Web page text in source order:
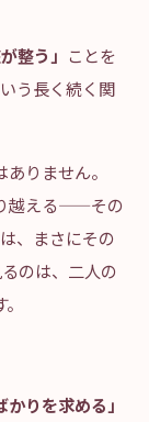
整う」 ことを
う長く続く関
りません。
越える——その
、まさにその
のは、二人の
かりを求める」